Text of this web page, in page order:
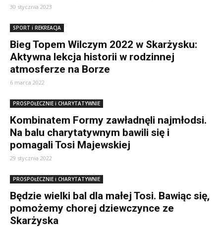
30 stycznia 2023
SPORT i REKREACJA
Bieg Topem Wilczym 2022 w Skarżysku:
Aktywna lekcja historii w rodzinnej
atmosferze na Borze
6 marca 2022
PROSPOŁECZNIE i CHARYTATYWNIE
Kombinatem Formy zawładnęli najmłodsi.
Na balu charytatywnym bawili się i
pomagali Tosi Majewskiej
29 stycznia 2022
PROSPOŁECZNIE i CHARYTATYWNIE
Będzie wielki bal dla małej Tosi. Bawiąc się,
pomożemy chorej dziewczynce ze
Skarżyska